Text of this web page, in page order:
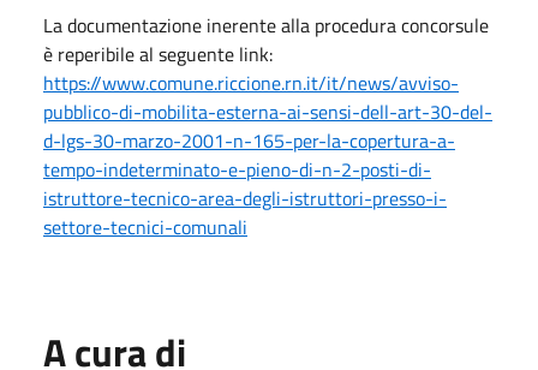
La documentazione inerente alla procedura concorsule
è reperibile al seguente link:
https://www.comune.riccione.rn.it/it/news/avviso-
pubblico-di-mobilita-esterna-ai-sensi-dell-art-30-del-
d-lgs-30-marzo-2001-n-165-per-la-copertura-a-
tempo-indeterminato-e-pieno-di-n-2-posti-di-
istruttore-tecnico-area-degli-istruttori-presso-i-
settore-tecnici-comunali
A cura di